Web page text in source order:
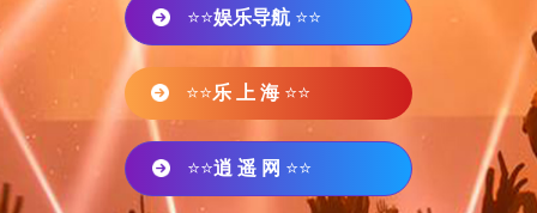
⭐⭐娱乐导航 ⭐⭐
⭐⭐乐 上 海 ⭐⭐
⭐⭐逍 遥 网 ⭐⭐